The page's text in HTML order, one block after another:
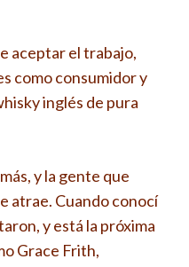
aceptar el trabajo,
como consumidor y
inglés de pura
y la gente que
atrae. Cuando conocí
y está la próxima
Grace Frith,